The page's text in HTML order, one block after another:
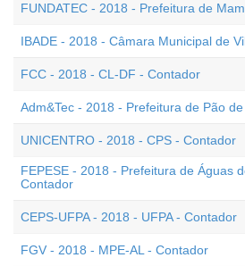
FUNDATEC - 2018 - Prefeitura de
IBADE - 2018 - Câmara Municipal de
FCC - 2018 - CL-DF - Contador
Adm&Tec - 2018 - Prefeitura de Pão
UNICENTRO - 2018 - CPS - Contador
FEPESE - 2018 - Prefeitura de Águas
Contador
CEPS-UFPA - 2018 - UFPA - Contador
FGV - 2018 - MPE-AL - Contador